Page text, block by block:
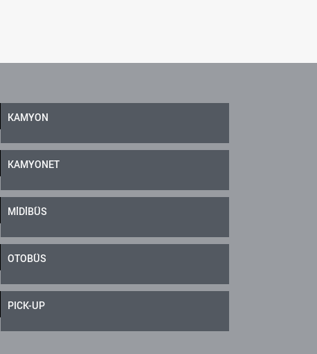
KAMYON
KAMYONET
MİDİBÜS
OTOBÜS
PICK-UP